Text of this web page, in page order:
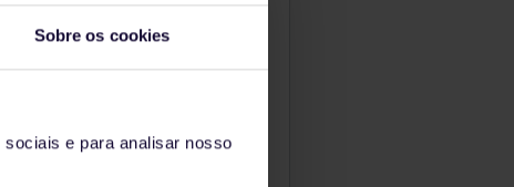
Sobre os cookies
e para analisar nosso